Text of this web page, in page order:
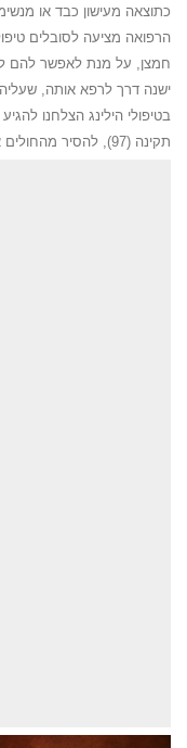
כתוצאה מעישון כבד או
הרפואה מציעה לסובלים
חמצן, על מנת לאפשר להם
ישנה דרך לרפא אותה,
תקינה (97), להסיר מהחולים את מסיכות החמצן ולאפשר להם חיים תקינים.